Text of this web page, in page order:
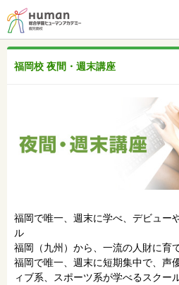
福岡校 夜間・週末講座
福岡で唯一、週末に学べ、デビュー
ル
福岡（九州）から、一流の人財に育
福岡で唯一、週末に短期集中で、声
ィブ系、スポーツ系が学べるスクー